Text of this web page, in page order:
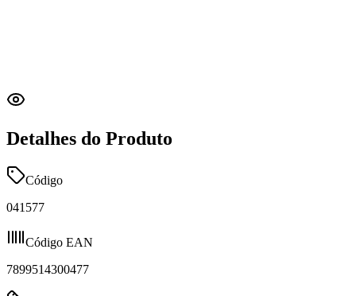
Detalhes do Produto
Código
041577
Código EAN
7899514300477